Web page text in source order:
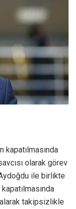
kapatılmasında
olarak görev
ile birlikte
takipsizlikle